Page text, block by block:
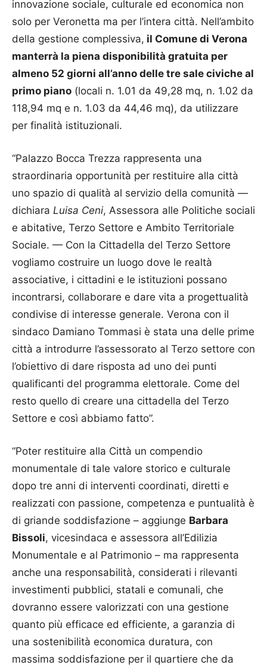
innovazione sociale, culturale ed economica non
solo per Veronetta ma per l’intera città. Nell’ambito
della gestione complessiva, il Comune di Verona
manterrà la piena disponibilità gratuita per
almeno 52 giorni all’anno delle tre sale civiche al
primo piano (locali n. 1.01 da 49,28 mq, n. 1.02 da
118,94 mq e n. 1.03 da 44,46 mq), da utilizzare
per finalità istituzionali.
“Palazzo Bocca Trezza rappresenta una
straordinaria opportunità per restituire alla città
uno spazio di qualità al servizio della comunità —
dichiara Luisa Ceni, Assessora alle Politiche sociali
e abitative, Terzo Settore e Ambito Territoriale
Sociale. — Con la Cittadella del Terzo Settore
vogliamo costruire un luogo dove le realtà
associative, i cittadini e le istituzioni possano
incontrarsi, collaborare e dare vita a progettualità
condivise di interesse generale. Verona con il
sindaco Damiano Tommasi è stata una delle prime
città a introdurre l’assessorato al Terzo settore con
l’obiettivo di dare risposta ad uno dei punti
qualificanti del programma elettorale. Come del
resto quello di creare una cittadella del Terzo
Settore e così abbiamo fatto”.
“Poter restituire alla Città un compendio
monumentale di tale valore storico e culturale
dopo tre anni di interventi coordinati, diretti e
realizzati con passione, competenza e puntualità è
di griande soddisfazione – aggiunge Barbara
Bissoli, vicesindaca e assessora all’Edilizia
Monumentale e al Patrimonio – ma rappresenta
anche una responsabilità, considerati i rilevanti
investimenti pubblici, statali e comunali, che
dovranno essere valorizzati con una gestione
quanto più efficace ed efficiente, a garanzia di
una sostenibilità economica duratura, con
massima soddisfazione per il quartiere che da